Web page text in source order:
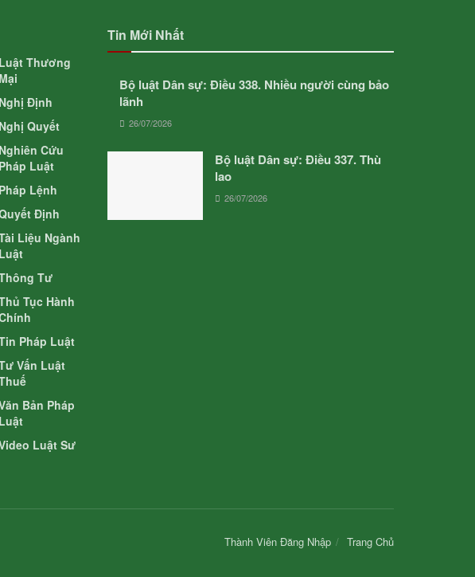
Luật Thương
Mại
Nghị Định
Nghị Quyết
Nghiên Cứu
Pháp Luật
Pháp Lệnh
Định
Liệu Ngành
Luật
Tư
Tục Hành
Pháp Luật
Vấn Luật
Bản Pháp
Luật
Luật Sư
Tin Mới Nhất
Bộ luật Dân sự: Điều 338. Nhiều người cùng bảo
lãnh
26/07/2026
Bộ luật Dân sự: Điều 337. Thù
lao
26/07/2026
Thành Viên Đăng Nhập Trang Chủ